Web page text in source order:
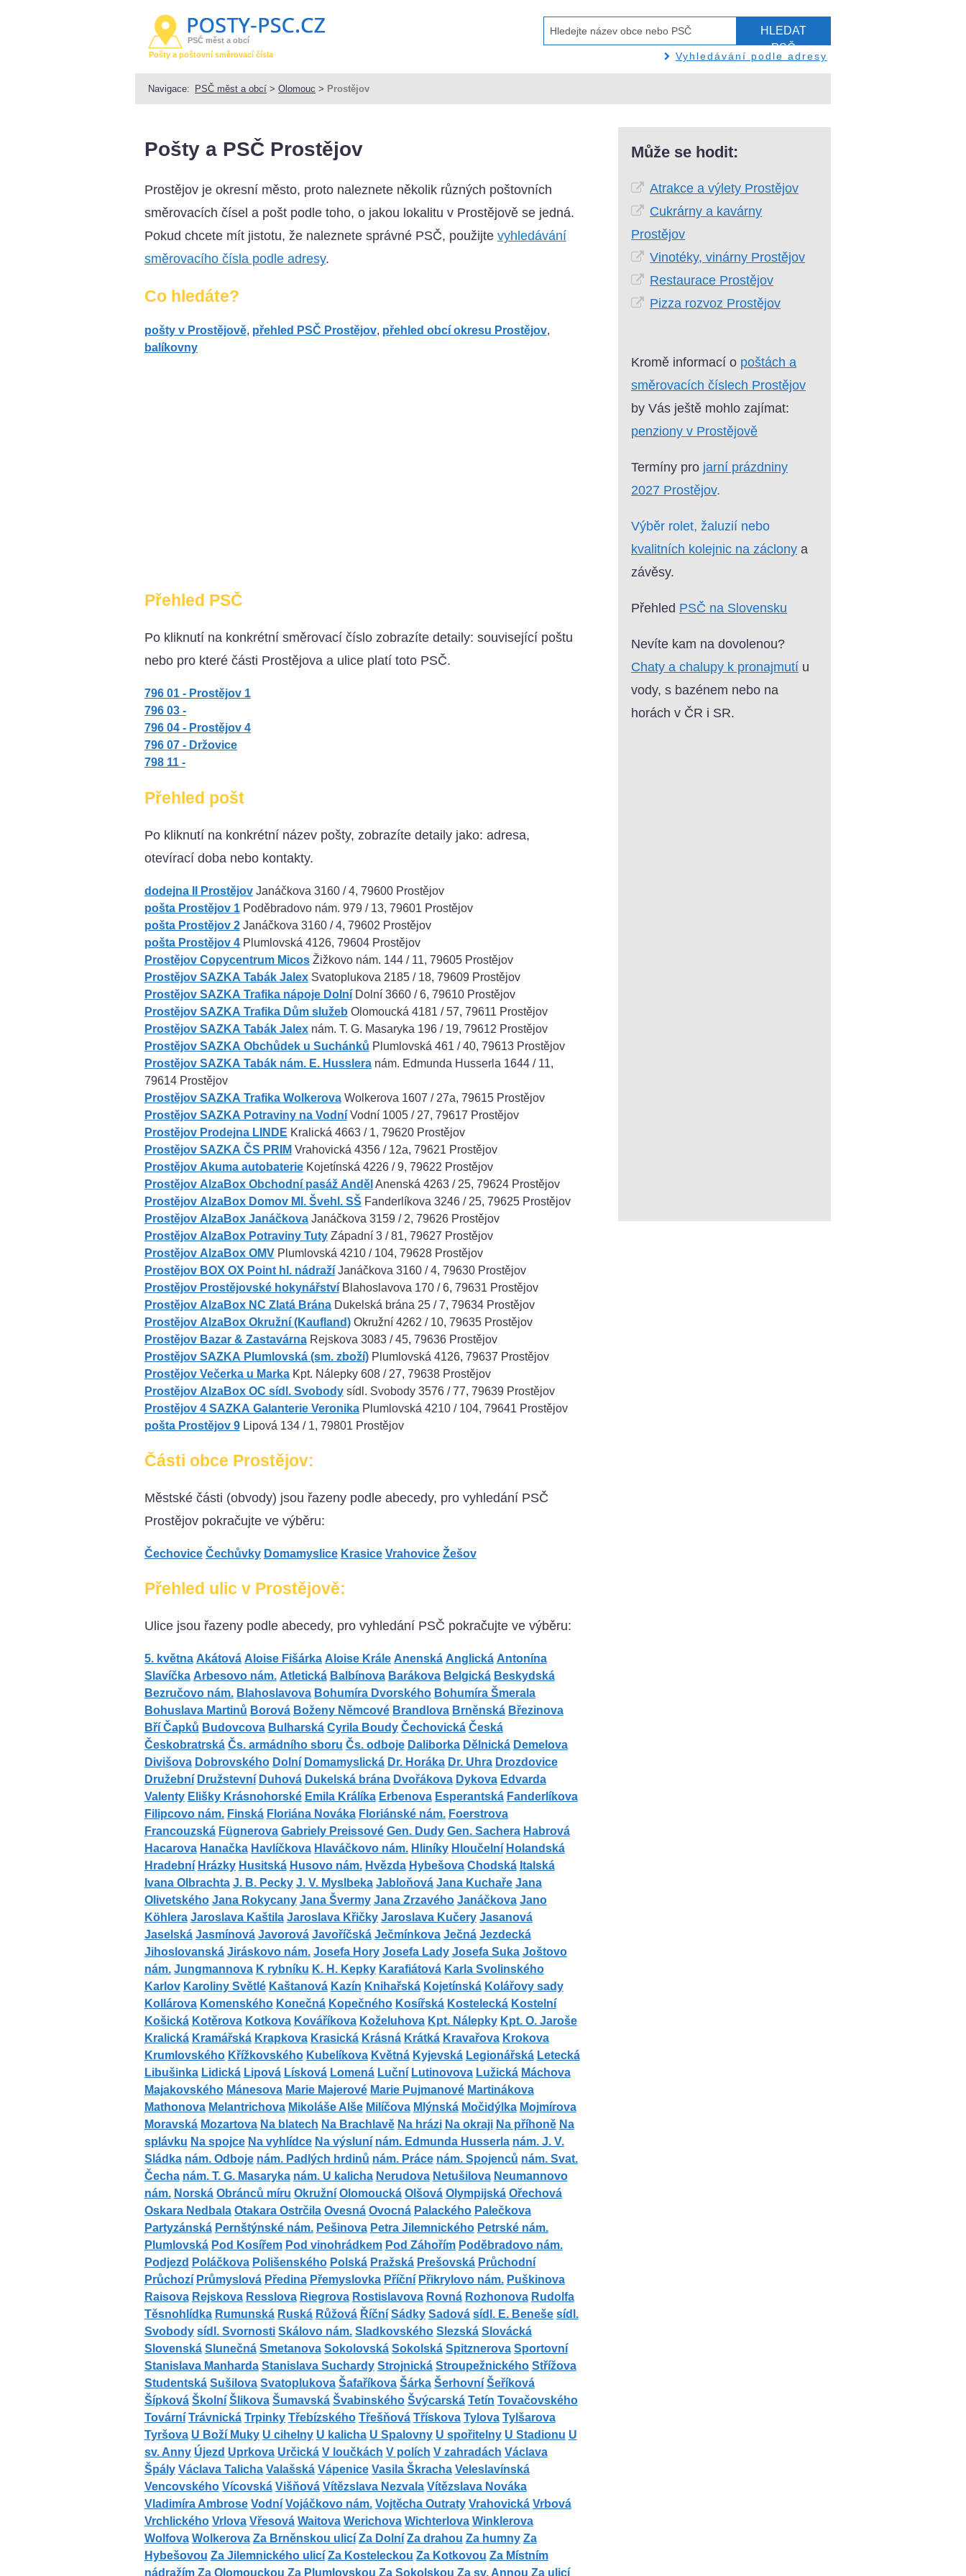
PSČ měst a obcí
Pošty a poštovní směrovací čísla
HLEDAT
PSČ
Vyhledávání podle adresy
Navigace: PSČ měst a obcí >Olomouc > Prostějov
Pošty a PSČ Prostějov
Prostějov je okresní město, proto naleznete několik různých poštovních
směrovacích čísel a pošt podle toho, o jakou lokalitu v Prostějově se jedná.
Pokud chcete mít jistotu, že naleznete správné PSČ, použijte vyhledávání
směrovacího čísla podle adresy.
Co hledáte?
pošty v Prostějově, přehled PSČ Prostějov, přehled obcí okresu Prostějov,
balíkovny
Přehled PSČ
Po kliknutí na konkrétní směrovací číslo zobrazíte detaily: související poštu
nebo pro které části Prostějova a ulice platí toto PSČ.
796 01 - Prostějov 1
796 03 -
796 04 - Prostějov 4
796 07 - Držovice
798 11 -
Přehled pošt
Po kliknutí na konkrétní název pošty, zobrazíte detaily jako: adresa,
otevírací doba nebo kontakty.
dodejna II ProstějovJanáčkova 3160 / 4, 79600 Prostějov
pošta Prostějov 1Poděbradovo nám. 979 / 13, 79601 Prostějov
pošta Prostějov 2Janáčkova 3160 / 4, 79602 Prostějov
pošta Prostějov 4Plumlovská 4126, 79604 Prostějov
Prostějov Copycentrum MicosŽižkovo nám. 144 / 11, 79605 Prostějov
Prostějov SAZKA Tabák JalexSvatoplukova 2185 / 18, 79609 Prostějov
Prostějov SAZKA Trafika nápoje DolníDolní 3660 / 6, 79610 Prostějov
Prostějov SAZKA Trafika Dům služeb Olomoucká 4181 / 57, 79611 Prostějov
Prostějov SAZKA Tabák Jalexnám. T. G. Masaryka 196 / 19, 79612 Prostějov
Prostějov SAZKA Obchůdek u Suchánků Plumlovská 461 / 40, 79613 Prostějov
Prostějov SAZKA Tabák nám. E. Hussleranám. Edmunda Husserla 1644 / 11,
79614 Prostějov
Prostějov SAZKA Trafika WolkerovaWolkerova 1607 / 27a, 79615 Prostějov
Prostějov SAZKA Potraviny na VodníVodní 1005 / 27, 79617 Prostějov
Prostějov Prodejna LINDE Kralická 4663 / 1, 79620 Prostějov
Prostějov SAZKA ČS PRIM Vrahovická 4356 / 12a, 79621 Prostějov
Prostějov Akuma autobaterieKojetínská 4226 / 9, 79622 Prostějov
Prostějov AlzaBox Obchodní pasáž Anděl Anenská 4263 / 25, 79624 Prostějov
Prostějov AlzaBox Domov Ml. Švehl. SŠ Fanderlíkova 3246 / 25, 79625 Prostějov
Prostějov AlzaBox JanáčkovaJanáčkova 3159 / 2, 79626 Prostějov
Prostějov AlzaBox Potraviny TutyZápadní 3 / 81, 79627 Prostějov
Prostějov AlzaBox OMVPlumlovská 4210 / 104, 79628 Prostějov
Prostějov BOX OX Point hl. nádražíJanáčkova 3160 / 4, 79630 Prostějov
Prostějov Prostějovské hokynářstvíBlahoslavova 170 / 6, 79631 Prostějov
Prostějov AlzaBox NC Zlatá BránaDukelská brána 25 / 7, 79634 Prostějov
Prostějov AlzaBox Okružní (Kaufland)Okružní 4262 / 10, 79635 Prostějov
Prostějov Bazar & ZastavárnaRejskova 3083 / 45, 79636 Prostějov
Prostějov SAZKA Plumlovská (sm. zboží)Plumlovská 4126, 79637 Prostějov
Prostějov Večerka u MarkaKpt. Nálepky 608 / 27, 79638 Prostějov
Prostějov AlzaBox OC sídl. Svobodysídl. Svobody 3576 / 77, 79639 Prostějov
Prostějov 4 SAZKA Galanterie VeronikaPlumlovská 4210 / 104, 79641 Prostějov
pošta Prostějov 9Lipová 134 / 1, 79801 Prostějov
Části obce Prostějov:
Městské části (obvody) jsou řazeny podle abecedy, pro vyhledání PSČ
Prostějov pokračujte ve výběru:
Čechovice Čechůvky Domamyslice Krasice Vrahovice Žešov
Přehled ulic v Prostějově:
Ulice jsou řazeny podle abecedy, pro vyhledání PSČ pokračujte ve výběru:
5. května Akátová Aloise Fišárka Aloise Krále Anenská Anglická Antonína
Slavíčka Arbesovo nám. Atletická Balbínova Barákova Belgická Beskydská
Bezručovo nám. Blahoslavova Bohumíra Dvorského Bohumíra Šmerala
Bohuslava Martinů Borová Boženy Němcové Brandlova Brněnská Březinova
Bří Čapků Budovcova Bulharská Cyrila Boudy Čechovická Česká
Českobratrská Čs. armádního sboru Čs. odboje Daliborka Dělnická Demelova
Divišova Dobrovského Dolní Domamyslická Dr. Horáka Dr. Uhra Drozdovice
Družební Družstevní Duhová Dukelská brána Dvořákova Dykova Edvarda
Valenty Elišky Krásnohorské Emila Králíka Erbenova Esperantská Fanderlíkova
Filipcovo nám. Finská Floriána Nováka Floriánské nám. Foerstrova
Francouzská Fügnerova Gabriely Preissové Gen. Dudy Gen. Sachera Habrová
Hacarova Hanačka Havlíčkova Hlaváčkovo nám. Hliníky Hloučelní Holandská
Hradební Hrázky Husitská Husovo nám. Hvězda Hybešova Chodská Italská
Ivana Olbrachta J. B. Pecky J. V. Myslbeka Jabloňová Jana Kuchaře Jana
Olivetského Jana Rokycany Jana Švermy Jana Zrzavého Janáčkova Jano
Köhlera Jaroslava Kaštila Jaroslava Křičky Jaroslava Kučery Jasanová
Jaselská Jasmínová Javorová Javoříčská Ječmínkova Ječná Jezdecká
Jihoslovanská Jiráskovo nám. Josefa Hory Josefa Lady Josefa Suka Joštovo
nám. Jungmannova K rybníku K. H. Kepky Karafiátová Karla Svolinského
Karlov Karoliny Světlé Kaštanová Kazín Knihařská Kojetínská Kolářovy sady
Kollárova Komenského Konečná Kopečného Kosířská Kostelecká Kostelní
Košická Kotěrova Kotkova Kováříkova Koželuhova Kpt. Nálepky Kpt. O. Jaroše
Kralická Kramářská Krapkova Krasická Krásná Krátká Kravařova Krokova
Krumlovského Křížkovského Kubelíkova Květná Kyjevská Legionářská Letecká
Libušinka Lidická Lipová Lísková Lomená Luční Lutinovova Lužická Máchova
Majakovského Mánesova Marie Majerové Marie Pujmanové Martinákova
Mathonova Melantrichova Mikoláše Alše Milíčova Mlýnská Močidýlka Mojmírova
Moravská Mozartova Na blatech Na Brachlavě Na hrázi Na okraji Na příhoně Na
splávku Na spojce Na vyhlídce Na výsluní nám. Edmunda Husserla nám. J. V.
Sládka nám. Odboje nám. Padlých hrdinů nám. Práce nám. Spojenců nám. Svat.
Čecha nám. T. G. Masaryka nám. U kalicha Nerudova Netušilova Neumannovo
nám. Norská Obránců míru Okružní Olomoucká Olšová Olympijská Ořechová
Oskara Nedbala Otakara Ostrčila Ovesná Ovocná Palackého Palečkova
Partyzánská Pernštýnské nám. Pešinova Petra Jilemnického Petrské nám.
Plumlovská Pod Kosířem Pod vinohrádkem Pod Záhořím Poděbradovo nám.
Podjezd Poláčkova Polišenského Polská Pražská Prešovská Průchodní
Průchozí Průmyslová Předina Přemyslovka Příční Přikrylovo nám. Puškinova
Raisova Rejskova Resslova Riegrova Rostislavova Rovná Rozhonova Rudolfa
Těsnohlídka Rumunská Ruská Růžová Říční Sádky Sadová sídl. E. Beneše sídl.
Svobody sídl. Svornosti Skálovo nám. Sladkovského Slezská Slovácká
Slovenská Slunečná Smetanova Sokolovská Sokolská Spitznerova Sportovní
Stanislava Manharda Stanislava Suchardy Strojnická Stroupežnického Střížova
Studentská Sušilova Svatoplukova Šafaříkova Šárka Šerhovní Šeříková
Šípková Školní Šlikova Šumavská Švabinského Švýcarská Tetín Tovačovského
Tovární Trávnická Trpinky Třebízského Třešňová Třískova Tylova Tylšarova
Tyršova U Boží Muky U cihelny U kalicha U Spalovny U spořitelny U Stadionu U
sv. Anny Újezd Uprkova Určická V loučkách V polích V zahradách Václava
Špály Václava Talicha Valašská Vápenice Vasila Škracha Veleslavínská
Vencovského Vícovská Višňová Vítězslava Nezvala Vítězslava Nováka
Vladimíra Ambrose Vodní Vojáčkovo nám. Vojtěcha Outraty Vrahovická Vrbová
Vrchlického Vrlova Vřesová Waitova Werichova Wichterlova Winklerova
Wolfova Wolkerova Za Brněnskou ulicí Za Dolní Za drahou Za humny Za
Hybešovou Za Jilemnického ulicí Za Kosteleckou Za Kotkovou Za Místním
nádražím Za Olomouckou Za Plumlovskou Za Sokolskou Za sv. Annou Za ulicí
Může se hodit:
Atrakce a výlety Prostějov
Cukrárny a kavárny
Prostějov
Vinotéky, vinárny Prostějov
Restaurace Prostějov
Pizza rozvoz Prostějov
Kromě informací o poštách a
směrovacích číslech Prostějov
by Vás ještě mohlo zajímat:
penziony v Prostějově
Termíny pro jarní prázdniny
2027 Prostějov.
Výběr rolet, žaluzií nebo
kvalitních kolejnic na záclony a
závěsy.
Přehled PSČ na Slovensku
Nevíte kam na dovolenou?
Chaty a chalupy k pronajmutí u
vody, s bazénem nebo na
horách v ČR i SR.